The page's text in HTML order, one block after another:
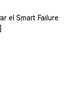
el Smart Failure